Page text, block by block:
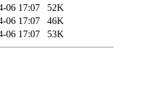
06 17:07
52K
06 17:07
46K
06 17:07 53K